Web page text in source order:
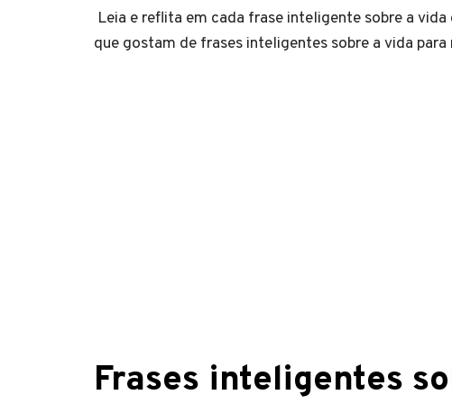
Leia e reflita em cada frase inteligente sobre a
que gostam de frases inteligentes sobre a vida para
Frases inteligentes